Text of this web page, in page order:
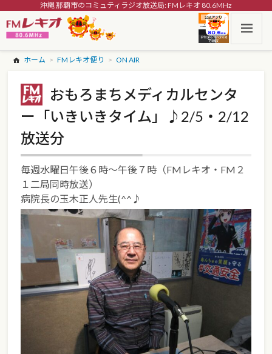
沖縄 那覇市のコミュティラジオ放送局: FMレキオ 80.6MHz
ホーム FMレキオ便り ON AIR
おもろまちメディカルセンタ
ー「いきいきタイム」♪2/5・2/12
放送分
毎週水曜日午後６時～午後７時（FMレキオ・FM２
１二局同時放送）
病院長の玉木正人先生(^^♪